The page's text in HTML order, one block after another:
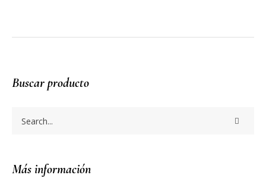
Buscar producto
Más información